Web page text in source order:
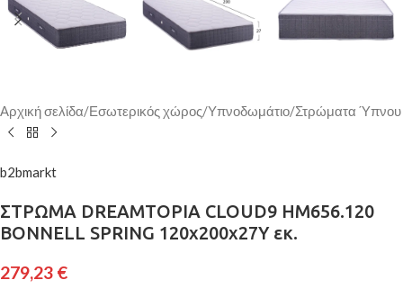
Αρχική σελίδα/Εσωτερικός χώρος/Υπνοδωμάτιο/Στρώματα Ύπνου
b2bmarkt
ΣΤΡΩΜΑ DREAMTOPIA CLOUD9 HM656.120
BONNELL SPRING 120x200x27Y εκ.
279,23 €